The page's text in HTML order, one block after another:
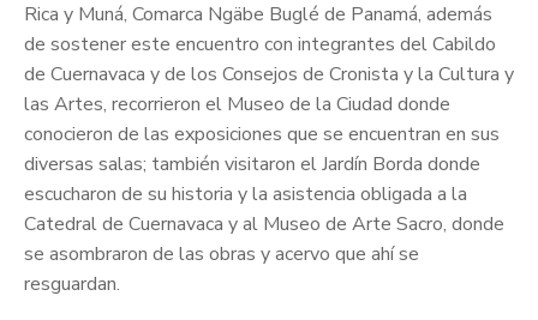
Rica y Muná, Comarca Ngäbe Buglé de Panamá, además
de sostener este encuentro con integrantes del Cabildo
de Cuernavaca y de los Consejos de Cronista y la Cultura y
las Artes, recorrieron el Museo de la Ciudad donde
conocieron de las exposiciones que se encuentran en sus
diversas salas; también visitaron el Jardín Borda donde
escucharon de su historia y la asistencia obligada a la
Catedral de Cuernavaca y al Museo de Arte Sacro, donde
se asombraron de las obras y acervo que ahí se
resguardan.